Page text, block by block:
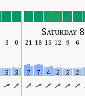
Saturday 8
6
9
12
15
18
21
0
3
2
2
2
4
7
7
3
3